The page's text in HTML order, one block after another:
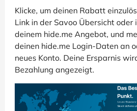
Klicke, um deinen Rabatt
Link in der Savoo Übersicht oder
deinem hide.me Angebot, und
deinen hide.me Login-Daten an
neues Konto. Deine Ersparnis
Bezahlung angezeigt.